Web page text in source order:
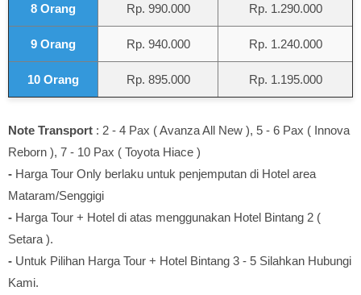
8 Orang Rp. 990.000 Rp. 1.290.000
9 Orang Rp. 940.000 Rp. 1.240.000
10 Orang Rp. 895.000 Rp. 1.195.000
Note Transport : 2 - 4 Pax ( Avanza All New ), 5 - 6 Pax ( Innova
Reborn ), 7 - 10 Pax ( Toyota Hiace )
- Harga Tour Only berlaku untuk penjemputan di Hotel area
Mataram/Senggigi
- Harga Tour + Hotel di atas menggunakan Hotel Bintang 2 (
Setara ).
- Untuk Pilihan Harga Tour + Hotel Bintang 3 - 5 Silahkan Hubungi
Kami.